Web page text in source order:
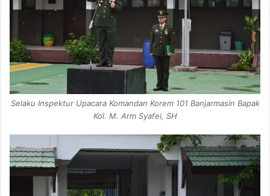
Selaku Inspektur Upacara Komandan Korem 101 Banjarmasin Bapak
Kol. M. Arm Syafei, SH